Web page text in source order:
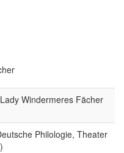
Windermeres Fächer
Philologie, Theater